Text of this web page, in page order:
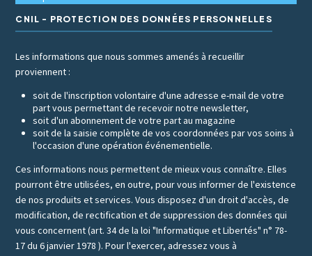
CNIL - PROTECTION DES DONNÉES PERSONNELLES
Les informations que nous sommes amenés à recueillir
proviennent :
soit de l'inscription volontaire d'une adresse e-mail de votre
part vous permettant de recevoir notre newsletter,
soit d'un abonnement de votre part au magazine
soit de la saisie complète de vos coordonnées par vos soins à
l'occasion d'une opération événementielle.
Ces informations nous permettent de mieux vous connaître. Elles
pourront être utilisées, en outre, pour vous informer de l'existence
de nos produits et services. Vous disposez d'un droit d'accès, de
modification, de rectification et de suppression des données qui
vous concernent (art. 34 de la loi "Informatique et Libertés" n° 78-
17 du 6 janvier 1978 ). Pour l'exercer, adressez vous à